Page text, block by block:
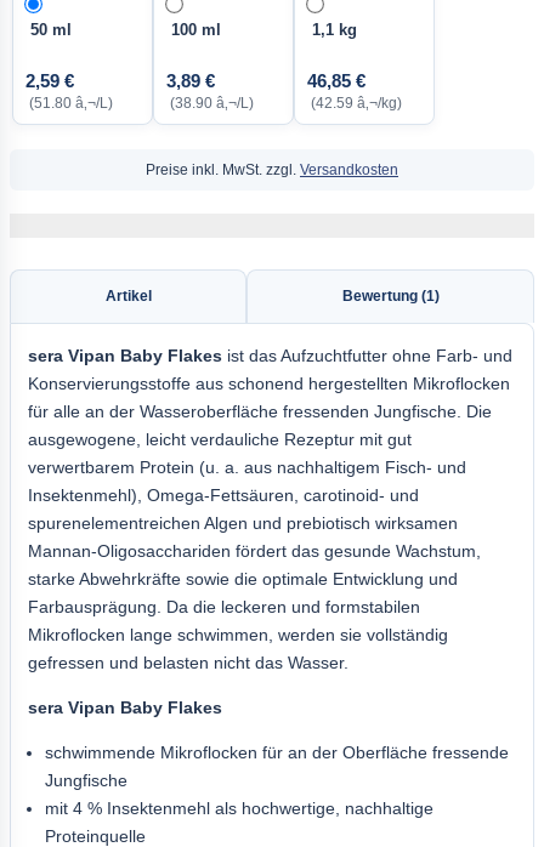
50 ml
2,59 €
(51.80 â‚¬/L)
100 ml
3,89 €
(38.90 â‚¬/L)
1,1 kg
46,85 €
(42.59 â‚¬/kg)
Preise inkl. MwSt. zzgl. Versandkosten
Artikel Bewertung (1)
sera Vipan Baby Flakes ist das Aufzuchtfutter ohne Farb- und
Konservierungsstoffe aus schonend hergestellten Mikroflocken
für alle an der Wasseroberfläche fressenden Jungfische. Die
ausgewogene, leicht verdauliche Rezeptur mit gut
verwertbarem Protein (u. a. aus nachhaltigem Fisch- und
Insektenmehl), Omega-Fettsäuren, carotinoid- und
spurenelementreichen Algen und prebiotisch wirksamen
Mannan-Oligosacchariden fördert das gesunde Wachstum,
starke Abwehrkräfte sowie die optimale Entwicklung und
Farbausprägung. Da die leckeren und formstabilen
Mikroflocken lange schwimmen, werden sie vollständig
gefressen und belasten nicht das Wasser.
sera Vipan Baby Flakes
schwimmende Mikroflocken für an der Oberfläche fressende
Jungfische
mit 4 % Insektenmehl als hochwertige, nachhaltige
Proteinquelle